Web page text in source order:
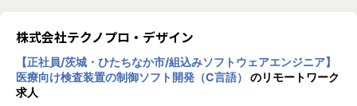
ADAS機能システム開発における設計・検証業務
・機能定義
・ロジック設計（MATLABによるロジック（システム）設計
検討）
程プロジェクトの増加といった世の中で技術
者集団として価値提供を行うために、エンジ
ニアが生涯活躍できる環境を考え事業運営を
行っています。
株式会社テクノプロ・デザイン
【正社員/茨城・ひたちなか市/組込みソフトウェアエンジニア】
医療向け検査装置の制御ソフト開発（C言語）
のリモートワーク
求人